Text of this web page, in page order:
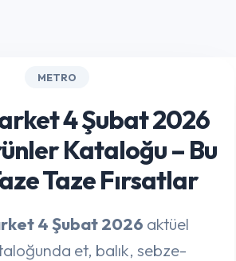
METRO
4 Şubat 2026
Kataloğu – Bu
Taze Fırsatlar
4 Şubat 2026 aktüel
et, balık, sebze-